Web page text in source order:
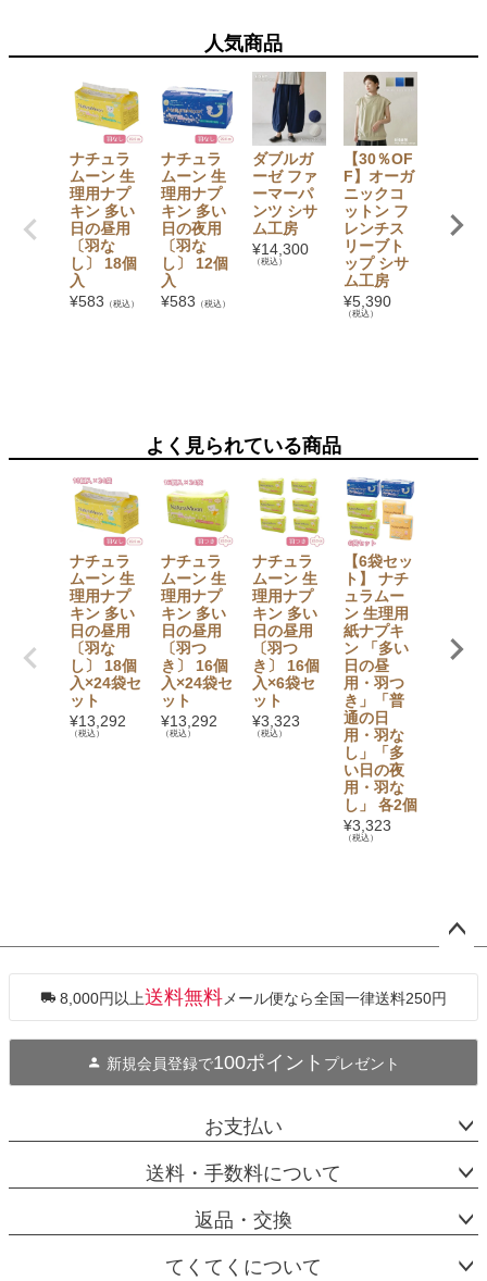
人気商品
ナチュラ
ムーン 生
理用ナプ
キン 多い
日の昼用
〔羽な
し〕 18個
入
¥583 （税込）
ナチュラ
ムーン 生
理用ナプ
キン 多い
日の夜用
〔羽な
し〕 12個
入
¥583 （税込）
ダブルガ
ーゼ ファ
ーマーパ
ンツ シサ
ム工房
¥14,300
（税込）
【30％OF
F】オーガ
ニックコ
ットン フ
レンチス
リーブト
ップ シサ
ム工房
¥5,390
（税込）
フワリ
トー
よく見られている商品
ナチュラ
ムーン 生
理用ナプ
キン 多い
日の昼用
〔羽な
し〕 18個
入×24袋セ
ット
¥13,292
（税込）
ナチュラ
ムーン 生
理用ナプ
キン 多い
日の昼用
〔羽つ
き〕 16個
入×24袋セ
ット
¥13,292
（税込）
ナチュラ
ムーン 生
理用ナプ
キン 多い
日の昼用
〔羽つ
き〕 16個
入×6袋セ
ット
¥3,323
（税込）
【6袋セッ
ト】 ナチ
ュラムー
ン 生理用
紙ナプキ
ン 「多い
日の昼
用・羽つ
き」「普
通の日
用・羽な
し」「多
い日の夜
用・羽な
し」 各2個
¥3,323
（税込）
〔羽つ
き〕
ジト
へ
8,000円以上送料無料メール便なら全国一律送料250円
新規会員登録で100ポイント プレゼント
お支払い
送料・手数料について
返品・交換
てくてくについて